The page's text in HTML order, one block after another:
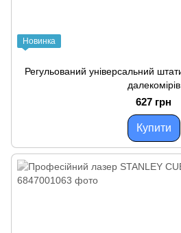
Новинка
Регульований універсальний штатив для лазерних рівнів,
далекомірів
627 грн
Купити